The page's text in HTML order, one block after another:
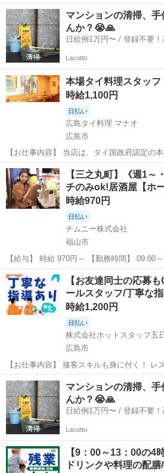
トラン！ タイ人シェフが仕上げる「海南チキンライス」や 世界一に選
ばれた「マッサマンカレー」が人気です。 パクチー食べ放題など、タ
イの食文化を気軽に楽しめる...
広島 広島市
マンションの清掃、
んか？😭🙏
日給例1万円〜 /
Lacotto
本場タイ料理スタッフ
時給1,100円
日払い
広島タイ料理 マナオ
広島市
【お仕事内容】 当店は、タイ国政府認定の
トラン！ タイ人シェフが仕上げる「海南チキンライス」や 世界一に選
ばれた「マッサマンカレー」が人気です。 パクチー食べ放題など、タ
イの食文化を気軽に楽しめる...
広島 広島市 ファミレス
【三之丸町】《週1～
チのみok!居酒屋【ホ
時給970円
日払い
チムニー株式会社
福山市
【給与】 時給 970円～ 【勤務時間】 09:00～14:00／10:00～15:00／
11:00～14:00／11:00～15:00 【お仕事内容】 【三之丸町】《週1～・
3h～》仕込み・ランチのみok!居酒屋【ホー...
広島 福山市 ファミレス
【お友達同士の応募
ールスタッフ/丁寧な
時給1,200円
日払い
株式会社ホットスタッフ五
広島市
【お仕事内容】 接客スキルも身に付く！ レ
☆ ＼ うれしいポイント ／ ■4時間だけの短時間 ■勤務時間が選べる
┗ご自身の都合に合わせられるから 子供
終わりになど ...
広島 広島市
マンションの清掃、
んか？😭🙏
日給例1万円〜 /
Lacotto
【9：00～13：00の4
ドリンクや料理の配